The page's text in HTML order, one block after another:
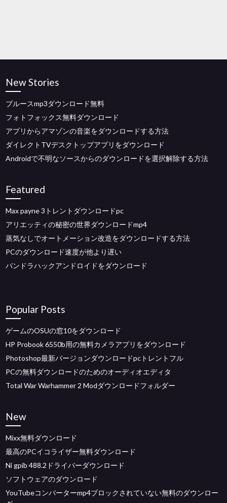
New Stories
ブルースmp3ダウンロード無料
フォトフォックス無料ダウンロード
アプリからアマゾンの音楽をダウンロードする方法
ダイレクトTVデスクトップアプリをダウンロード
Androidで不明なソースからのダウンロードを選択解除する方法
Featured
Max payne 3トレントダウンロードpc
アリエッティの秘密の世界ダウンロードmp4
蒸気なしでオートメーション改造をダウンロードする方法
PCのダウンロード速度が他より遅い
パンドラハックアンドロイドをダウンロード
Popular Posts
ゲームのOSUの窓10をダウンロード
HP Probook 6550b用の無料カメラアプリをダウンロード
Photoshop最新バージョンダウンロードpcトレントフル
PCの無料ダウンロードのためのオーディオエディタ
Total War Warhammer 2 Modダウンロードフォルダー
New
Mixx無料ダウンロード
最高のPCイコライザー無料ダウンロード
Ni gpib 488.2ドライバーダウンロード
ソフトウェアのダウンロード
YouTubeコンバーターmp4ブロックされていない無料のダウンロー